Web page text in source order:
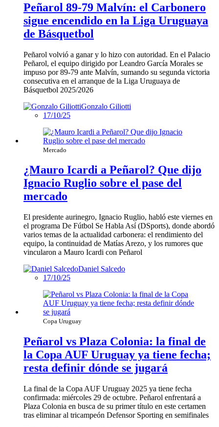
Peñarol 89-79 Malvín: el Carbonero
sigue encendido en la Liga Uruguaya
de Básquetbol
Peñarol volvió a ganar y lo hizo con autoridad. En el Palacio
Peñarol, el equipo dirigido por Leandro García Morales se
impuso por 89-79 ante Malvín, sumando su segunda victoria
consecutiva en el arranque de la Liga Uruguaya de
Básquetbol 2025/2026
Gonzalo Giliotti
17/10/25
Mercado
¿Mauro Icardi a Peñarol? Que dijo
Ignacio Ruglio sobre el pase del
mercado
El presidente aurinegro, Ignacio Ruglio, habló este viernes en
el programa De Fútbol Se Habla Así (DSports), donde abordó
varios temas de la actualidad carbonera: el rendimiento del
equipo, la continuidad de Matías Arezo, y los rumores que
vincularon a Mauro Icardi con Peñarol
Daniel Salcedo
17/10/25
Copa Uruguay
Peñarol vs Plaza Colonia: la final de
la Copa AUF Uruguay ya tiene fecha;
resta definir dónde se jugará
La final de la Copa AUF Uruguay 2025 ya tiene fecha
confirmada: miércoles 29 de octubre. Peñarol enfrentará a
Plaza Colonia en busca de su primer título en este certamen
tras eliminar al tricampeón Defensor Sporting en semifinales